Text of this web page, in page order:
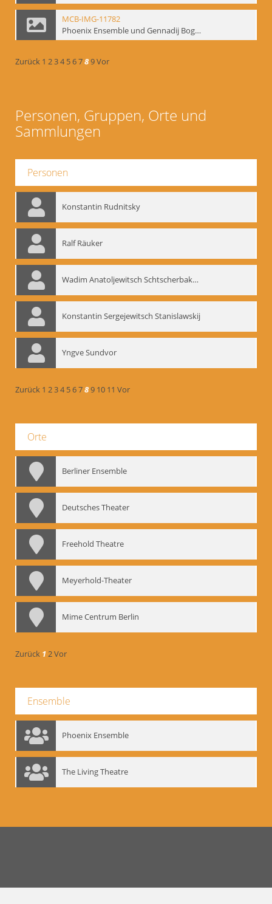
MCB-IMG-11782
Phoenix Ensemble und Gennadij Bogdanow; BM-img-105-8
Zurück 1 234 56789Vor
Personen, Gruppen, Orte und
Sammlungen
Personen
Konstantin Rudnitsky
Ralf Räuker
Wadim Anatoljewitsch Schtscherbakow
Konstantin Sergejewitsch Stanislawskij
Yngve Sundvor
Zurück 1 234 56789 10 11 Vor
Orte
Berliner Ensemble
Deutsches Theater
Freehold Theatre
Meyerhold-Theater
Mime Centrum Berlin
Zurück 12Vor
Ensemble
Phoenix Ensemble
The Living Theatre